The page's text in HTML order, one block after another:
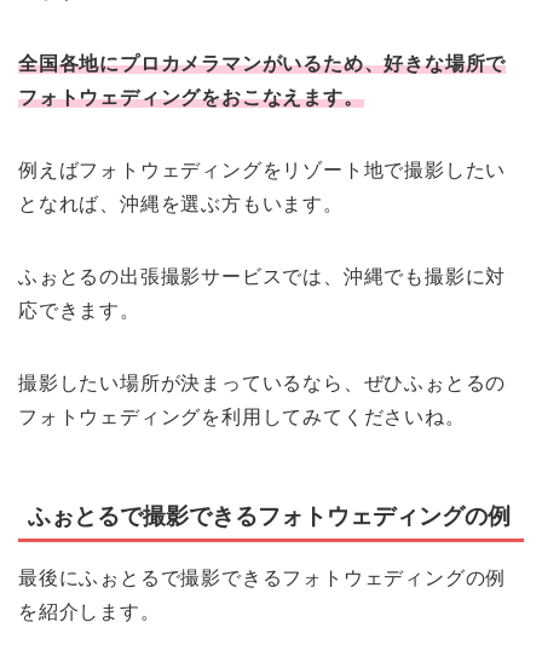
全国各地にプロカメラマンがいるため、好きな場所で
フォトウェディングをおこなえます。
例えばフォトウェディングをリゾート地で撮影したい
となれば、沖縄を選ぶ方もいます。
ふぉとるの出張撮影サービスでは、沖縄でも撮影に対
応できます。
撮影したい場所が決まっているなら、ぜひふぉとるの
フォトウェディングを利用してみてくださいね。
ふぉとるで撮影できるフォトウェディングの例
最後にふぉとるで撮影できるフォトウェディングの例
を紹介します。